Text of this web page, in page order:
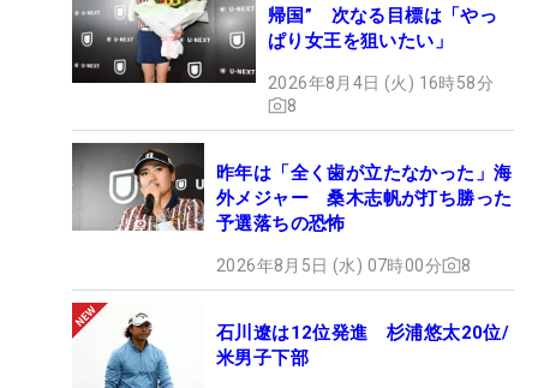
帰国” 次なる目標は「やっ
ぱり女王を狙いたい」
2026年8月4日 (火) 16時58分
8
昨年は「全く歯が立たなかった」海
外メジャー 桑木志帆が打ち勝った
予選落ちの恐怖
2026年8月5日 (水) 07時00分 8
石川遼は12位発進 杉浦悠太20位/
米男子下部